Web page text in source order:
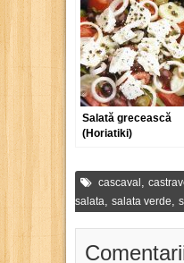
Salată grecească
(Horiatiki)
cascaval ,
salata, salata verde,